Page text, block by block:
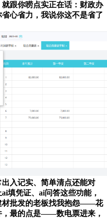
跟你唠点实正在话：财政办
心省力，我说你这不是省了
入记实、简单清点还能对
填凭证、ai问答这些功能，
材批发的老板找我抱怨——花
，最的点是——数电票进来，